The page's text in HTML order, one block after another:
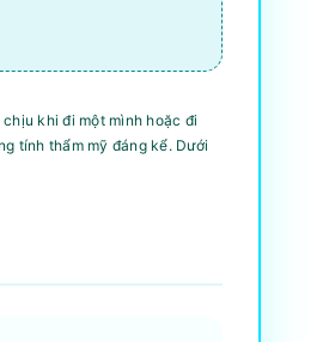
khi đi một mình hoặc đi
tính thẩm mỹ đáng kể. Dưới